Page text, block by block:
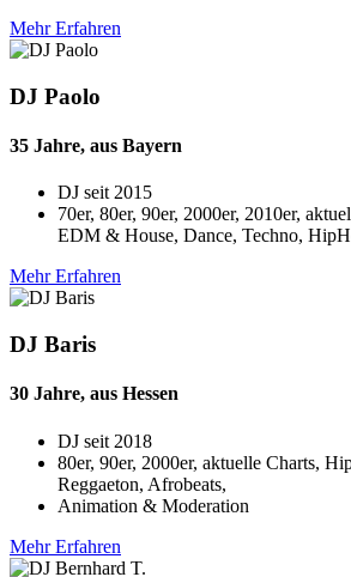
Mehr Erfahren
DJ Paolo
35 Jahre, aus Bayern
DJ seit 2015
70er, 80er, 90er, 2000er, 2010er,
EDM & House, Dance, Techno,
Mehr Erfahren
DJ Baris
30 Jahre, aus Hessen
DJ seit 2018
80er, 90er, 2000er, aktuelle Charts,
Reggaeton, Afrobeats,
Animation & Moderation
Mehr Erfahren